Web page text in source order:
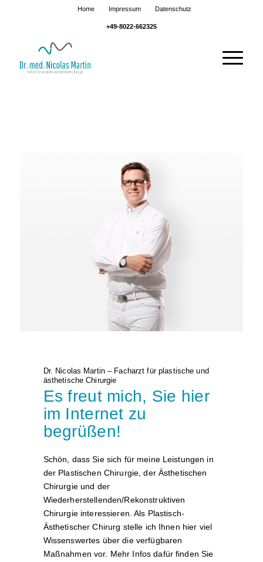
Home Impressum Datenschutz
+49-8022-662325
Dr. Nicolas Martin – Facharzt für plastische und
ästhetische Chirurgie
Es freut mich, Sie hier
im Internet zu
begrüßen!
Schön, dass Sie sich für meine Leistungen in
der Plastischen Chirurgie, der Ästhetischen
Chirurgie und der
Wiederherstellenden/Rekonstruktiven
Chirurgie interessieren. Als Plastisch-
Ästhetischer Chirurg stelle ich Ihnen hier viel
Wissenswertes über die verfügbaren
Maßnahmen vor. Mehr Infos dafür finden Sie